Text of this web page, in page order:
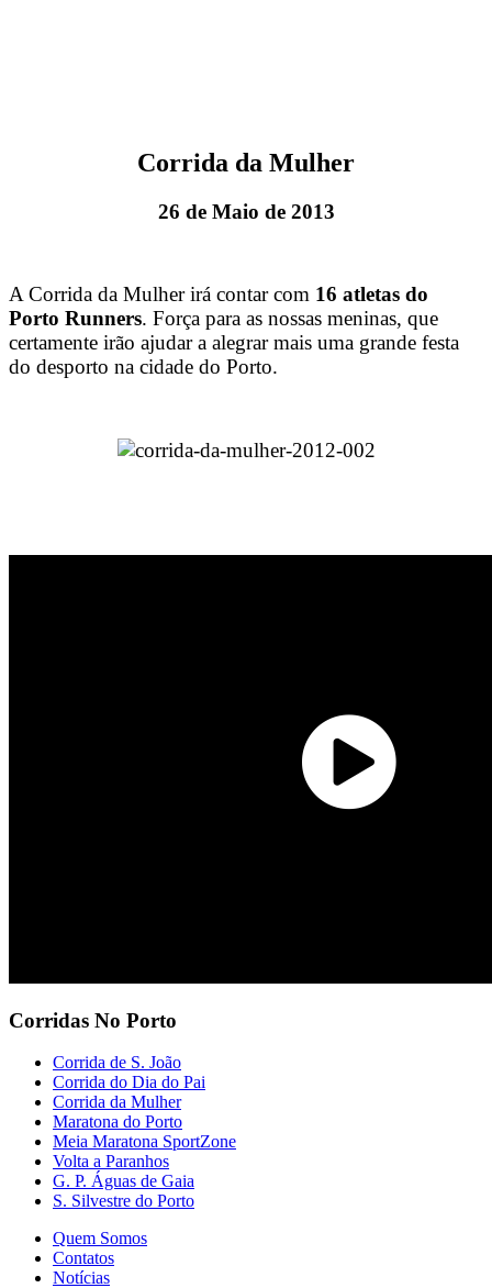
Corrida da Mulher
26 de Maio de 2013
A Corrida da Mulher irá contar com 16 atletas do
Porto Runners. Força para as nossas meninas, que
certamente irão ajudar a alegrar mais uma grande festa
do desporto na cidade do Porto.
Corridas No Porto
Corrida de S. João
Corrida do Dia do Pai
Corrida da Mulher
Maratona do Porto
Meia Maratona SportZone
Volta a Paranhos
G. P. Águas de Gaia
S. Silvestre do Porto
Quem Somos
Contatos
Notícias